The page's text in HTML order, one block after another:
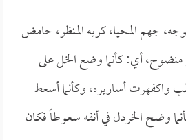
جهم المحيا، كريه المنظر، حامض
منضوح، أي: كأنما وضع الخل على
أساريره، وكأنما أسعط
وضح الخردل في أنفه سعوطاً فكان